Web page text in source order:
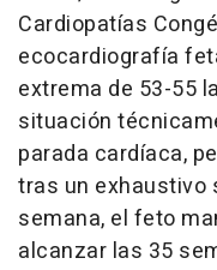
Cardiopatías
ecocardiografía
extrema de 53-55
situación
parada cardíaca,
tras un exhaustivo
semana, el feto
alcanzar las 35